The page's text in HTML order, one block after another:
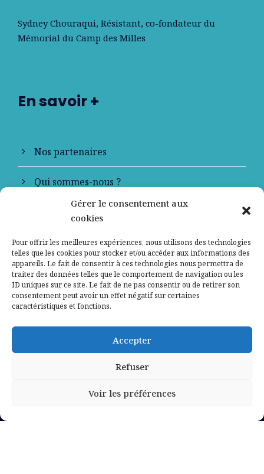
Gérer le consentement aux
cookies
Pour offrir les meilleures expériences, nous utilisons des technologies
telles que les cookies pour stocker et/ou accéder aux informations des
appareils. Le fait de consentir à ces technologies nous permettra de
traiter des données telles que le comportement de navigation ou les
ID uniques sur ce site. Le fait de ne pas consentir ou de retirer son
consentement peut avoir un effet négatif sur certaines
caractéristiques et fonctions.
Accepter
Refuser
Voir les préférences
Sydney Chouraqui, Résistant, co-fondateur du
Mémorial du Camp des Milles
En savoir +
Nos partenaires
Qui sommes-nous ?
Contactez-nous
Mentions légales
Politique de confidentialité